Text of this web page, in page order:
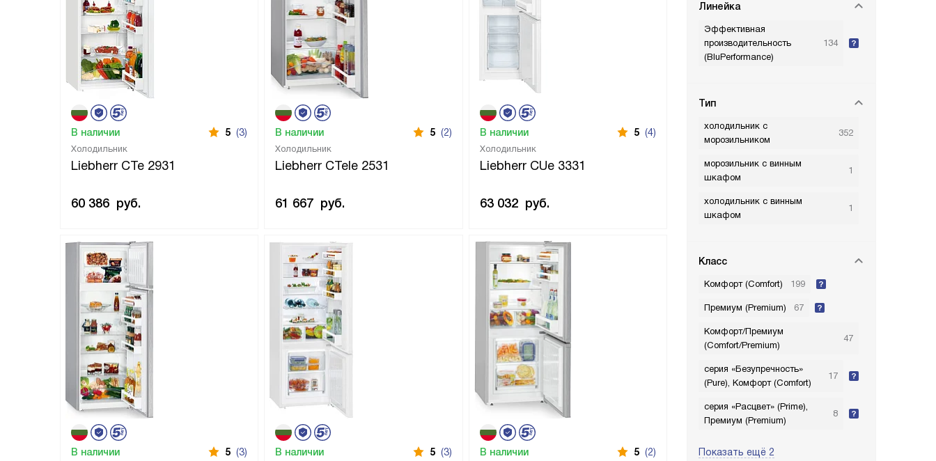
Линейка
Эффективная
производительность
(BluPerformance)
134
Тип
холодильник с
морозильником
352
морозильник с винным
шкафом
1
холодильник с винным
шкафом
1
Класс
Комфорт (Comfort) 199
Премиум (Premium) 67
Комфорт/Премиум
(Comfort/Premium)
47
серия «Безупречность»
(Pure), Комфорт (Comfort)
17
серия «Расцвет» (Prime),
Премиум (Premium)
8
Показать ещё 2
Холодильник
Liebherr CTe 2931
В наличии 5 (3)
60 386 руб.
Холодильник
Liebherr CTele 2531
В наличии 5 (2)
61 667 руб.
Холодильник
Liebherr CUe 3331
В наличии 5 (4)
63 032 руб.
В наличии 5 (3) В наличии 5 (3) В наличии 5 (2)